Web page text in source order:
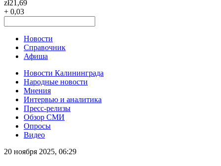
zł21,69
+ 0,03
Новости
Справочник
Афиша
Новости Калининграда
Народные новости
Мнения
Интервью и аналитика
Пресс-релизы
Обзор СМИ
Опросы
Видео
20 ноября 2025, 06:29